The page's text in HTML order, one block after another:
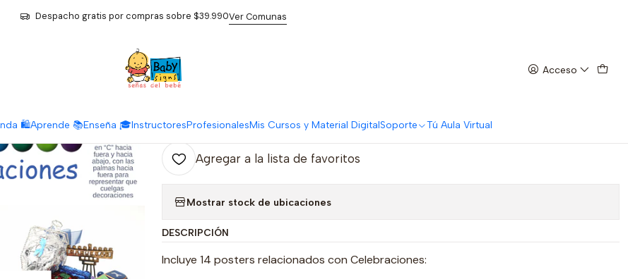
Acceso
🛍️Aprende 📚Enseña 🎓InstructoresProfesionalesMis Cursos y Material DigitalSoporte Tú Aula Virtual
Despacho gratis por compras sobre $39.990Ver Comunas
Material Digital Descargable Posters Posters Celebraciones
|
Posters Celebraciones
Cantidad
Agregar a la lista de favoritos
Mostrar stock de ubicaciones
DESCRIPCIÓN
Incluye 14 posters relacionados con Celebraciones: